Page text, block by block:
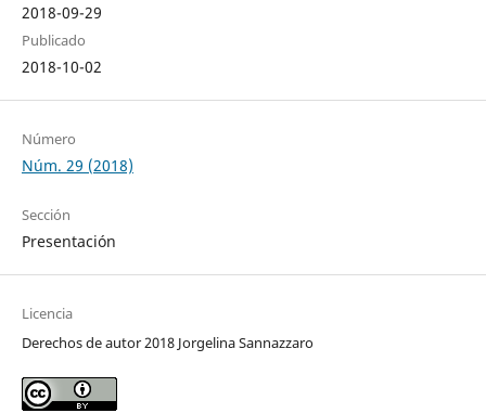
2018-09-29
Publicado
2018-10-02
Número
Núm. 29 (2018)
Sección
Presentación
Licencia
Derechos de autor 2018 Jorgelina Sannazzaro